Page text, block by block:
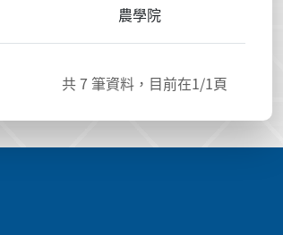
農學院
共7 筆資料，目前在1/1頁